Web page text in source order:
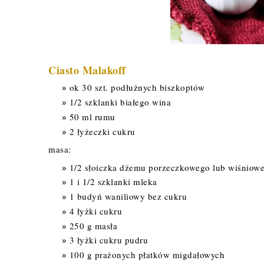
Ciasto Malakoff
ok 30 szt. podłużnych biszkoptów
1/2 szklanki białego wina
50 ml rumu
2 łyżeczki cukru
masa:
1/2 słoiczka dżemu porzeczkowego lub
1 i 1/2 szklanki mleka
1 budyń waniliowy bez cukru
4 łyżki cukru
250 g masła
3 łyżki cukru pudru
100 g prażonych płatków migdałowych